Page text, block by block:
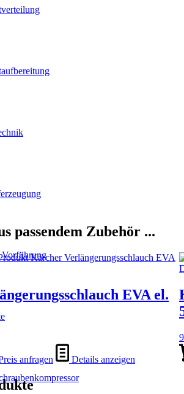
Vorführung
passendem Zubehör ...
EVA el.
anfragen Details anzeigen